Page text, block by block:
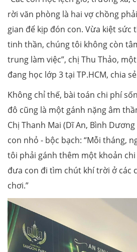
rời văn phòng là hai vợ chồng
gian để kịp đón con. Vừa kiệt sức
tinh thần, chúng tôi không còn
trung làm việc”, chị Thu Thảo,
đang học lớp 3 tại TP.HCM, chia
Không chỉ thế, bài toán chi phí
đô cũng là một gánh nặng âm
Chị Thanh Mai (Dĩ An, Bình
con nhỏ - bộc bạch: “Mỗi tháng,
tôi phải gánh thêm một khoản
đưa con đi tìm chút khí trời ở các
chơi.”